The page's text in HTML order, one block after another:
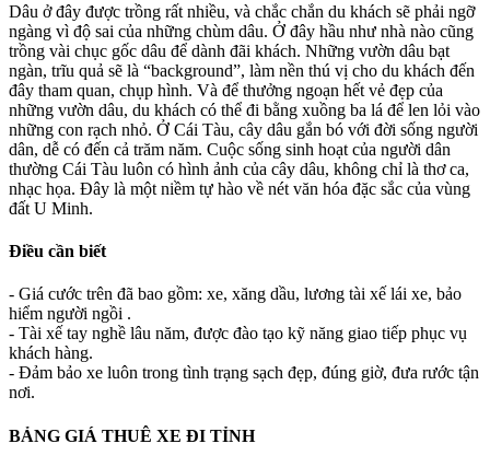
Dâu ở đây được trồng rất nhiều, và chắc chắn du khách sẽ phải ngỡ
ngàng vì độ sai của những chùm dâu. Ở đây hầu như nhà nào cũng
trồng vài chục gốc dâu để dành đãi khách. Những vườn dâu bạt
ngàn, trĩu quả sẽ là “background”, làm nền thú vị cho du khách đến
đây tham quan, chụp hình. Và để thưởng ngoạn hết vẻ đẹp của
những vườn dâu, du khách có thể đi bằng xuồng ba lá để len lỏi vào
những con rạch nhỏ. Ở Cái Tàu, cây dâu gắn bó với đời sống người
dân, dễ có đến cả trăm năm. Cuộc sống sinh hoạt của người dân
thường Cái Tàu luôn có hình ảnh của cây dâu, không chỉ là thơ ca,
nhạc họa. Đây là một niềm tự hào về nét văn hóa đặc sắc của vùng
đất U Minh.
Điều cần biết
- Giá cước trên đã bao gồm: xe, xăng dầu, lương tài xế lái xe, bảo
hiểm người ngồi .
- Tài xế tay nghề lâu năm, được đào tạo kỹ năng giao tiếp phục vụ
khách hàng.
- Đảm bảo xe luôn trong tình trạng sạch đẹp, đúng giờ, đưa rước tận
nơi.
BẢNG GIÁ THUÊ XE ĐI TỈNH